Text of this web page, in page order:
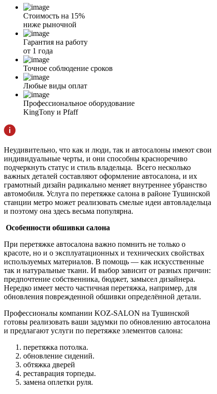
Стоимость на 15%
ниже рыночной
Гарантия на работу
от 1 года
Точное соблюдение сроков
Любые виды оплат
Профессиональное оборудование
KingTony и Pfaff
Неудивительно, что как и люди, так и автосалоны имеют свои
индивидуальные черты, и они способны красноречиво
подчеркнуть статус и стиль владельца. Всего несколько
важных деталей составляют оформление автосалона, и их
грамотный дизайн радикально меняет внутреннее убранство
автомобиля. Услуга по перетяжке салона в районе Тушинской
станции метро может реализовать смелые идеи автовладельца
и поэтому она здесь весьма популярна.
Особенности обшивки салона
При перетяжке автосалона важно помнить не только о
красоте, но и о эксплуатационных и технических свойствах
используемых материалов. В помощь — как искусственные
так и натуральные ткани. И выбор зависит от разных причин:
предпочтение собственника, бюджет, замысел дизайнера.
Нередко имеет место частичная перетяжка, например, для
обновления поврежденной обшивки определённой детали.
Профессионалы компании KOZ-SALON на Тушинской
готовы реализовать ваши задумки по обновлению автосалона
и предлагают услуги по перетяжке элементов салона:
перетяжка потолка.
обновление сидений.
обтяжка дверей
реставрация торпеды.
замена оплетки руля.